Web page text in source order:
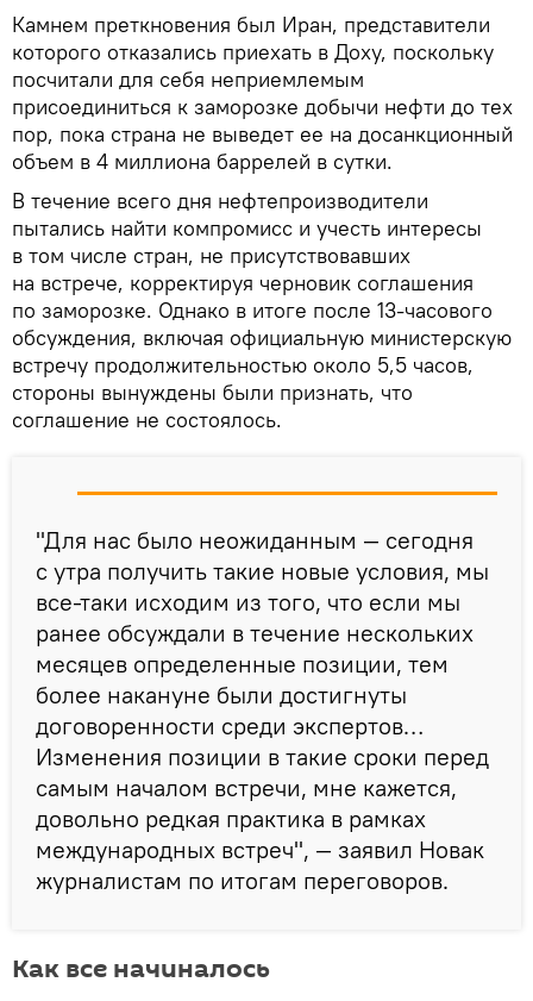
Камнем преткновения был Иран, представители
которого отказались приехать в Доху, поскольку
посчитали для себя неприемлемым
присоединиться к заморозке добычи нефти до тех
пор, пока страна не выведет ее на досанкционный
объем в 4 миллиона баррелей в сутки.
В течение всего дня нефтепроизводители
пытались найти компромисс и учесть интересы
в том числе стран, не присутствовавших
на встрече, корректируя черновик соглашения
по заморозке. Однако в итоге после 13-часового
обсуждения, включая официальную министерскую
встречу продолжительностью около 5,5 часов,
стороны вынуждены были признать, что
соглашение не состоялось.
"Для нас было неожиданным — сегодня
с утра получить такие новые условия, мы
все-таки исходим из того, что если мы
ранее обсуждали в течение нескольких
месяцев определенные позиции, тем
более накануне были достигнуты
договоренности среди экспертов…
Изменения позиции в такие сроки перед
самым началом встречи, мне кажется,
довольно редкая практика в рамках
международных встреч", — заявил Новак
журналистам по итогам переговоров.
Как все начиналось